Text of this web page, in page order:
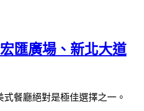
匯廣場、新北大道
餐廳絕對是極佳選擇之一。